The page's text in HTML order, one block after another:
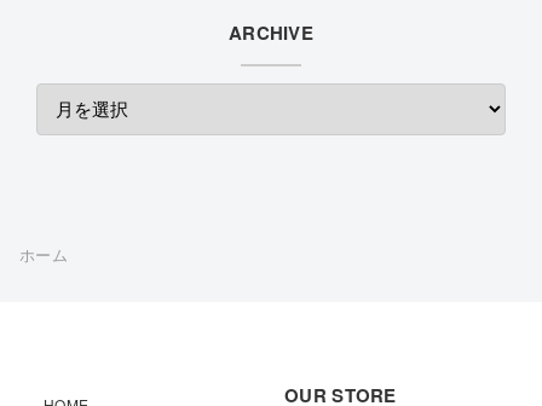
ARCHIVE
ホーム
OUR STORE